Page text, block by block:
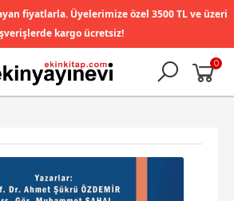
fiyatlarla. Üyelerimize özel 3500 TL ve üzeri
kargo ücretsiz!
0